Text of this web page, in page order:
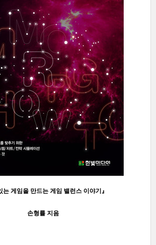
는 게임을 만드는 게임 밸런스 이야기』
손형률 지음